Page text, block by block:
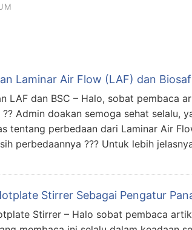
Laminar Air Flow (LAF) dan
LAF dan BSC – Halo, sobat pembaca
?? Admin doakan semoga sehat selalu,
tentang perbedaan dari Laminar Air
perbedaannya ??? Untuk lebih
Stirrer Sebagai Pengatur
Stirrer – Halo sobat pembaca